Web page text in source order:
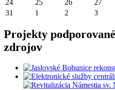
24
25 26 27
31
1 2 3
Projekty
zdrojov